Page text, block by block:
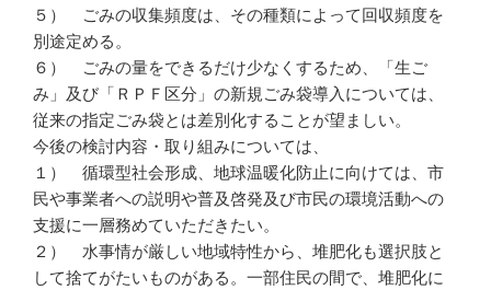
５） ごみの収集頻度は、その種類によって回収頻度を
別途定める。
６） ごみの量をできるだけ少なくするため、「生ご
み」及び「ＲＰＦ区分」の新規ごみ袋導入については、
従来の指定ごみ袋とは差別化することが望ましい。
今後の検討内容・取り組みについては、
１） 循環型社会形成、地球温暖化防止に向けては、市
民や事業者への説明や普及啓発及び市民の環境活動への
支援に一層務めていただきたい。
２） 水事情が厳しい地域特性から、堆肥化も選択肢と
して捨てがたいものがある。一部住民の間で、堆肥化に